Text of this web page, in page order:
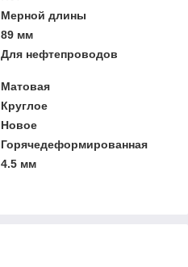
Мерной длины
89 мм
Для нефтепроводов
Матовая
Круглое
Новое
Горячедеформированная
4.5 мм